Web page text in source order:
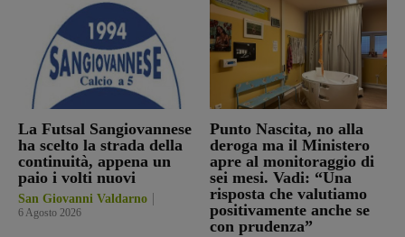
La Futsal Sangiovannese
ha scelto la strada della
continuità, appena un
paio i volti nuovi
San Giovanni Valdarno
6 Agosto 2026
Punto Nascita, no alla
deroga ma il Ministero
apre al monitoraggio di
sei mesi. Vadi: “Una
risposta che valutiamo
positivamente anche se
con prudenza”